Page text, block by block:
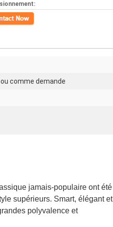
comme demande
jamais-populaire ont été
supérieurs. Smart, élégant et
polyvalence et